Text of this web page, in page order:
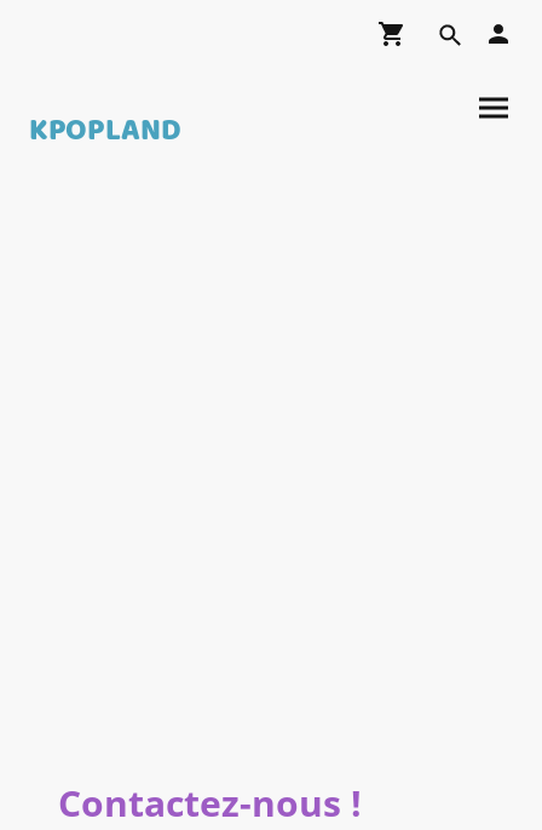
KPOPLAND
Contactez-nous !